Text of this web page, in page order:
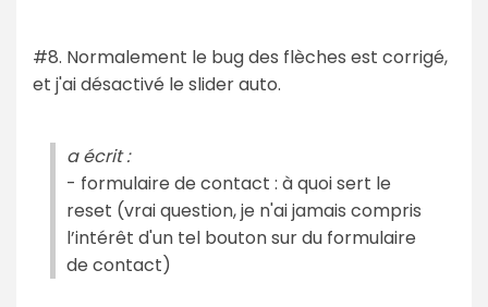
#8. Normalement le bug des flèches est corrigé,
et j'ai désactivé le slider auto.
a écrit :
- formulaire de contact : à quoi sert le
reset (vrai question, je n'ai jamais compris
l’intérêt d'un tel bouton sur du formulaire
de contact)